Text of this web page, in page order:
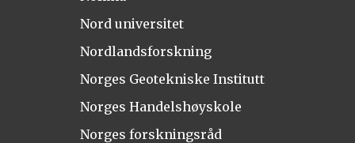
Nord universitet
Nordlandsforskning
Norges Geotekniske Institutt
Norges Handelshøyskole
Norges forskningsråd